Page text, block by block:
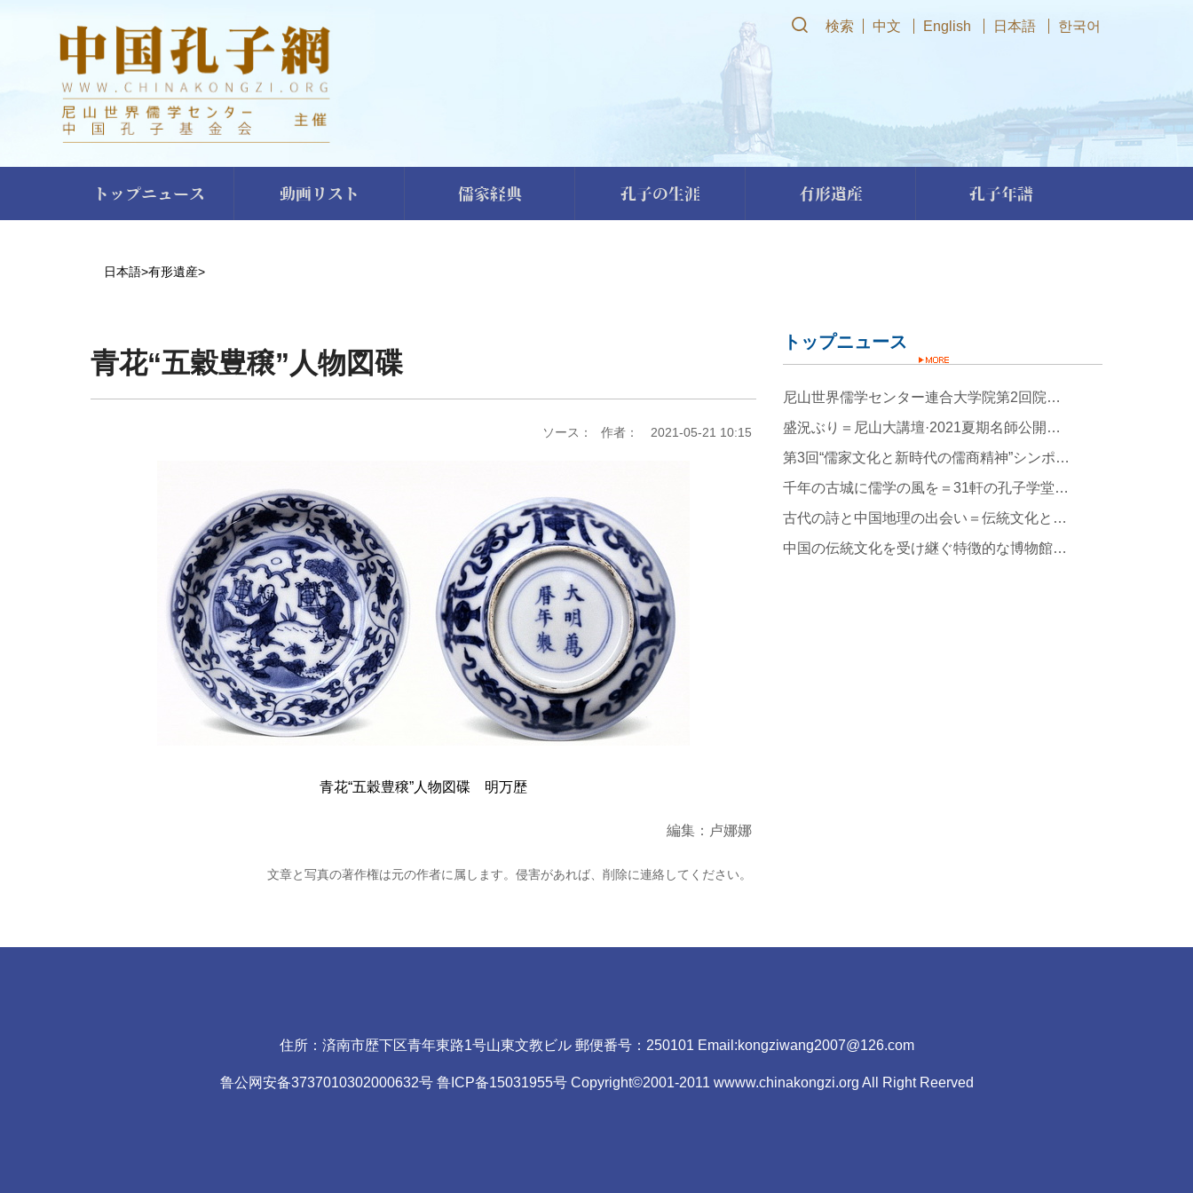
検索 中文 English 日本語 한국어
トップニュース 動画リスト 儒家経典 孔子の生涯 有形遺産 孔子年譜
日本語>有形遺産>
青花“五穀豊穣”人物図碟
ソース： 作者： 2021-05-21 10:15
青花“五穀豊穣”人物図碟 明万歴
編集：卢娜娜
文章と写真の著作権は元の作者に属します。侵害があれば、削除に連絡してください。
トップニュース
尼山世界儒学センター連合大学院第2回院務会拡大会議が北京で開催
盛況ぶり＝尼山大講壇·2021夏期名師公開授業が正式に開幕
第3回“儒家文化と新時代の儒商精神”シンポジウムが済南で開催
千年の古城に儒学の風を＝31軒の孔子学堂が青島膠州に
古代の詩と中国地理の出会い＝伝統文化と山、川、湖の饗宴
中国の伝統文化を受け継ぐ特徴的な博物館を建設 棗荘古城停車場
住所：済南市歴下区青年東路1号山東文教ビル 郵便番号：250101 Email:kongziwang2007@126.com
鲁公网安备3737010302000632号 鲁ICP备15031955号 Copyright©2001-2011 wwww.chinakongzi.org All Right Reerved